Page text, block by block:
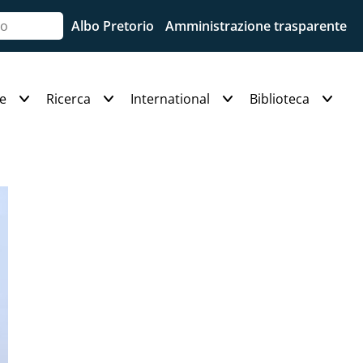
Albo Pretorio Amministrazione trasparente
Ricerca International Biblioteca